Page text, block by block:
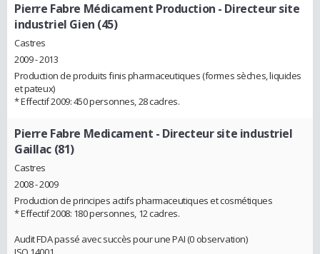
Pierre Fabre Médicament Production - Directeur site
industriel Gien (45)
Castres
2009 - 2013
Production de produits finis pharmaceutiques (formes sèches, liquides
et pateux)
* Effectif 2009: 450 personnes, 28 cadres.
Pierre Fabre Medicament - Directeur site industriel
Gaillac (81)
Castres
2008 - 2009
Production de principes actifs pharmaceutiques et cosmétiques
* Effectif 2008: 180 personnes, 12 cadres.
Audit FDA passé avec succès pour une PAI (0 observation)